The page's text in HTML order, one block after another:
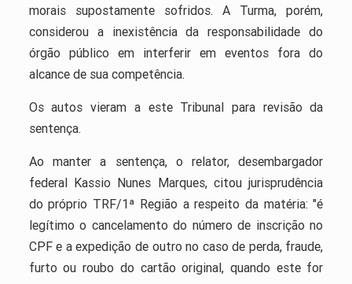
morais supostamente sofridos. A Turma, porém,
considerou a inexistência da responsabilidade do
órgão público em interferir em eventos fora do
alcance de sua competência.
Os autos vieram a este Tribunal para revisão da
sentença.
Ao manter a sentença, o relator, desembargador
federal Kassio Nunes Marques, citou jurisprudência
do próprio TRF/1ª Região a respeito da matéria: "é
legítimo o cancelamento do número de inscrição no
CPF e a expedição de outro no caso de perda, fraude,
furto ou roubo do cartão original, quando este for